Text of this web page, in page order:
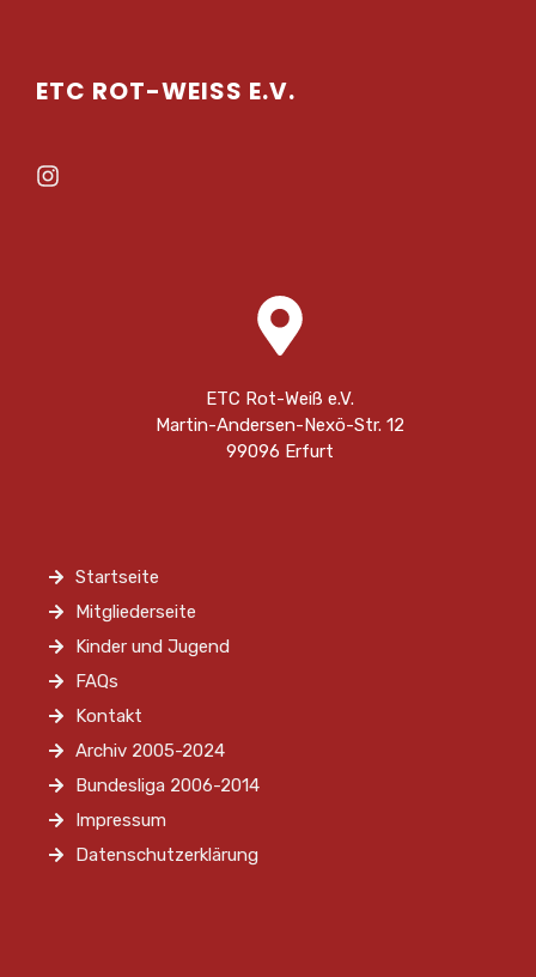
ETC ROT-WEISS E.V.
ETC Rot-Weiß e.V.
Martin-Andersen-Nexö-Str. 12
99096 Erfurt
Startseite
Mitgliederseite
Kinder und Jugend
FAQs
Kontakt
Archiv 2005-2024
Bundesliga 2006-2014
Impressum
Datenschutzerklärung